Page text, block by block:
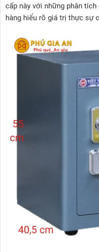
cấp này với những phân
hàng hiểu rõ giá trị thực sự